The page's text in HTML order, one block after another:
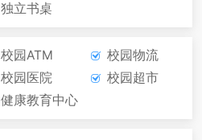
独立书桌
校园ATM
校园物流
校园医院
校园超市
健康教育中心